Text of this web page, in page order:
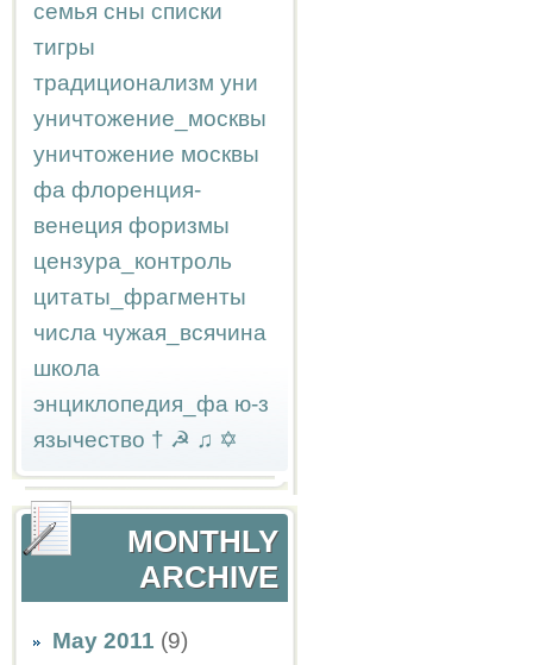
семья сны списки
тигры
традиционализм уни
уничтожение_москвы
уничтожение москвы
фа флоренция-
венеция форизмы
цензура_контроль
цитаты_фрагменты
числа чужая_всячина
школа
энциклопедия_фа ю-з
язычество † ☭ ♫ ✡
MONTHLY
ARCHIVE
May 2011 (9)